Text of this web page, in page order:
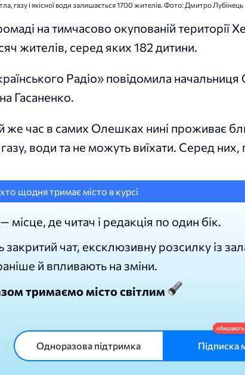
газу і якісної води залишається 1700 жителів. Фото: Дмитро Лубінець
на тимчасово окупованій території
жителів, серед яких 182 дитини.
Радіо» повідомила начальниця
Гасаненко.
же час в самих Олешках нині проживає
води та не можуть виїхати. Серед них,
щодня тримає місто в курсі
— місце, де читач і редакція по один бік.
чат, ексклюзивну розсилку із
й впливають на зміни.
тримаємо місто світлим
Одноразова підтримка Підписка